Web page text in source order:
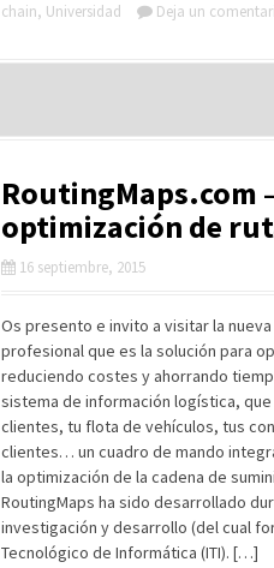
chain, Universidad Deja un
RoutingMaps.com
optimización de
16 septiembre, 2015
Os presento e invito a visitar la
profesional que es la solución para
reduciendo costes y ahorrando
sistema de información logística,
clientes, tu flota de vehículos, tus
clientes… un cuadro de mando
la optimización de la cadena de
RoutingMaps ha sido desarrollado
investigación y desarrollo (del cual
Tecnológico de Informática (ITI). […]